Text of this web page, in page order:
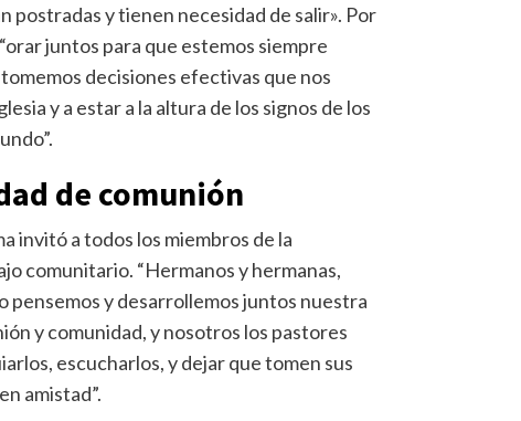
postradas y tienen necesidad de salir». Por
juntos para que estemos siempre
decisiones efectivas que nos
y a estar a la altura de los signos de los
de comunión
invitó a todos los miembros de la
comunitario. “Hermanos y hermanas,
pensemos y desarrollemos juntos nuestra
y comunidad, y nosotros los pastores
escucharlos, y dejar que tomen sus
amistad”.